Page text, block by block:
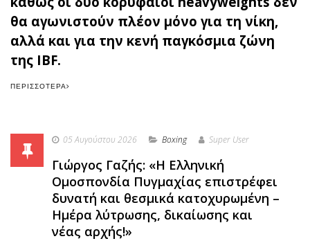
θα αγωνιστούν πλέον μόνο για τη νίκη,
αλλά και για την κενή παγκόσμια ζώνη
της IBF.
ΠΕΡΙΣΣΌΤΕΡΑ
05 Αυγούστου 2026 Boxing Super User
Γιώργος Γαζής: «Η Ελληνική
Ομοσπονδία Πυγμαχίας επιστρέφει
δυνατή και θεσμικά κατοχυρωμένη –
Ημέρα λύτρωσης, δικαίωσης και
νέας αρχής!»